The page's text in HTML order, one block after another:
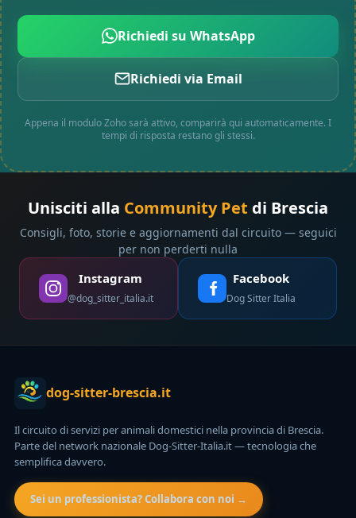
Richiedi su WhatsApp
Richiedi via Email
Appena il modulo Zoho sarà attivo, comparirà qui automaticamente. I
tempi di risposta restano gli stessi.
Unisciti alla Community Pet di Brescia
Consigli, foto, storie e aggiornamenti dal circuito — seguici
per non perderti nulla
Instagram
@dog_sitter_italia.it
Facebook
Dog Sitter Italia
dog-sitter-brescia.it
Il circuito di servizi per animali domestici nella provincia di Brescia.
Parte del network nazionale Dog-Sitter-Italia.it — tecnologia che
semplifica davvero.
Sei un professionista? Collabora con noi →